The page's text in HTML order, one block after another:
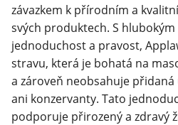
Dárkové poukazy
Klinika Veterix
777 319 516 (Po–Pá, 9–19h;
závazkem k přírodním a
svých produktech. S
jednoduchost a pravost,
stravu, která je bohatá na
a zároveň neobsahuje
ani konzervanty. Tato
podporuje přirozený a zdravý